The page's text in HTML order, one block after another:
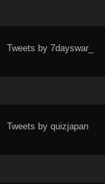
Tweets by 7dayswar_
Tweets by quizjapan